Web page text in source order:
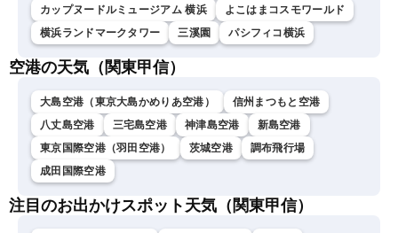
カップヌードルミュージアム 横浜
よこはまコスモワールド
横浜ランドマークタワー
三溪園 パシフィコ横浜
空港の天気（関東甲信）
大島空港（東京大島かめりあ空港）
信州まつもと空港
八丈島空港
三宅島空港 神津島空港
新島空港
東京国際空港（羽田空港）
茨城空港
調布飛行場
成田国際空港
注目のお出かけスポット天気（関東甲信）